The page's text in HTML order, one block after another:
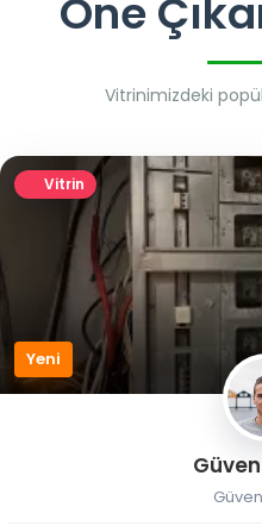
Öne
Vitrinimizdeki
Vitrin
Yeni